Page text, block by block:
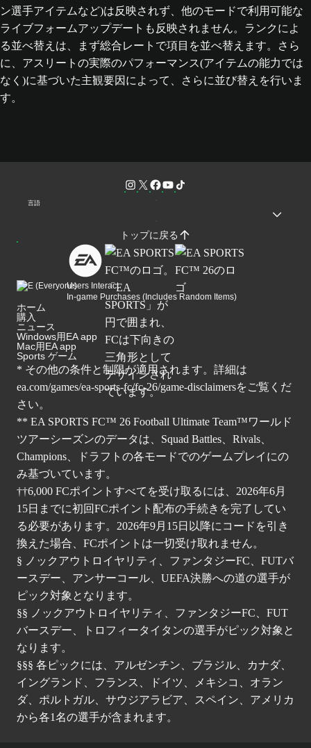
ン選手アイテムなど)は反映されず、他のモードで利用可能な
ライブフォームアップデートも反映されません。ランクによ
る並べ替えは、まず総合レートで項目を並べ替えます。さら
に、アスリートの実際のパフォーマンス(アイテムの能力では
なく)に基づいた主観要因によって、さらに並び替えを行いま
す。
言語
トップに戻る
Users Interact
In-game Purchases (Includes Random Items)
ホーム
購入
ニュース
Windows用EA app
Mac用EA app
Sports ゲーム
* その他の条件と制限が適用されます。詳細は
ea.com/games/ea-sports-fc/fc-26/game-disclaimersをご覧くだ
さい。
** EA SPORTS FC™ 26 Football Ultimate Team™ワールド
ツアーシーズンのデータは、Squad Battles、Rivals、
Champions、ドラフトの各モードでのゲームプレイにの
み基づいています。
††6,000 FCポイントすべてを受け取るには、2026年6月
15日までに初回FCポイント配布の手続きを完了してい
る必要があります。2026年9月15日以降にコードを引き
換えた場合、FCポイントは一切受け取れません。
§ ノックアウトロイヤリティ、ファンタジーFC、FUTバ
ースデー、アンサーコール、UEFA決勝への道の選手が
ピック対象となります。
§§ ノックアウトロイヤリティ、ファンタジーFC、FUT
バースデー、トロフィータイタンの選手がピック対象と
なります。
§§§ 各ピックには、アルゼンチン、ブラジル、カナダ、
イングランド、フランス、ドイツ、メキシコ、オラン
ダ、ポルトガル、サウジアラビア、スペイン、アメリカ
から各1名の選手が含まれます。